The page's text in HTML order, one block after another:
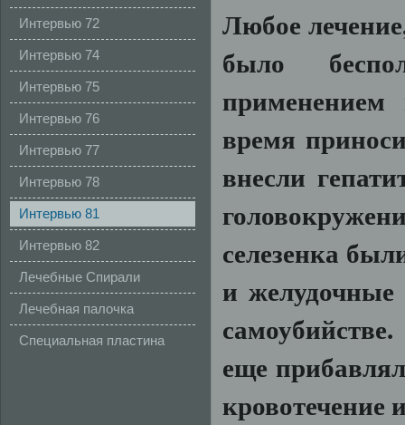
Интервью 72
Интервью 74
Интервью 75
Интервью 76
Интервью 77
Интервью 78
Интервью 81
Интервью 82
Лечебные Спирали
Лечебная палочка
здоровья
Специальная пластина
Любое
было
применением
время
внесли
селезенка
и желудочные
еще
кровотечение